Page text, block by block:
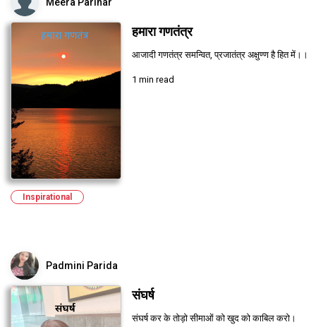
Meera Parihar
हमारा गणतंत्र
आजादी गणतंत्र समन्वित, प्रजातंत्र अक्षुण्ण है हित में।।
1 min read
Inspirational
Padmini Parida
संघर्ष
संघर्ष कर के तोड़ो सीमाओं को खुद को काबिल करो।